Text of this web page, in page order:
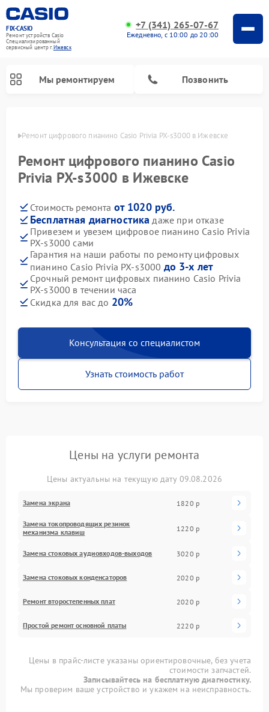
FIX-CASIO
Ремонт устройств Casio
Специализированный
cервисный центр г.Ижевск
+7 (341) 265-07-67
Ежедневно, с 10:00 до 20:00
Мы ремонтируем Позвонить
Ремонт цифрового пианино Casio Privia PX-s3000 в Ижевске
Ремонт цифрового пианино Casio
Privia PX-s3000 в Ижевске
Стоимость ремонта от 1020 руб.
Бесплатная диагностика даже при отказе
Привезем и увезем цифровое пианино Casio Privia
PX-s3000 сами
Гарантия на наши работы по ремонту цифровых
пианино Casio Privia PX-s3000 до 3-х лет
Срочный ремонт цифровых пианино Casio Privia
PX-s3000 в течении часа
Скидка для вас до 20%
Консультация со специалистом
Узнать стоимость работ
Цены на услуги ремонта
Цены актуальны на текущую дату 09.08.2026
Замена экрана 1820 р
Замена токопроводящих резинок
механизма клавиш
1220 р
Замена стоковых аудиовходов-выходов 3020 р
Замена стоковых конденсаторов 2020 р
Ремонт второстепенных плат 2020 р
Простой ремонт основной платы 2220 р
Цены в прайс-листе указаны ориентировочные, без учета
стоимости запчастей.
Записывайтесь на бесплатную диагностику.
Мы проверим ваше устройство и укажем на неисправность.